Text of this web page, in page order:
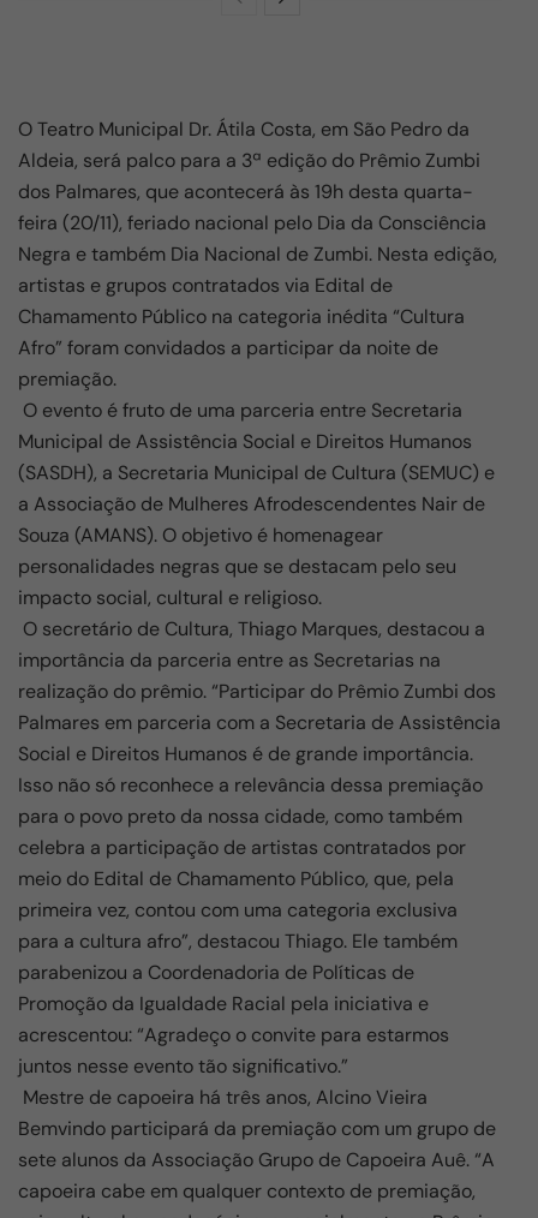
O Teatro Municipal Dr. Átila Costa, em São Pedro da
Aldeia, será palco para a 3ª edição do Prêmio Zumbi
dos Palmares, que acontecerá às 19h desta quarta-
feira (20/11), feriado nacional pelo Dia da Consciência
Negra e também Dia Nacional de Zumbi. Nesta edição,
artistas e grupos contratados via Edital de
Chamamento Público na categoria inédita “Cultura
Afro” foram convidados a participar da noite de
premiação.
O evento é fruto de uma parceria entre Secretaria
Municipal de Assistência Social e Direitos Humanos
(SASDH), a Secretaria Municipal de Cultura (SEMUC) e
a Associação de Mulheres Afrodescendentes Nair de
Souza (AMANS). O objetivo é homenagear
personalidades negras que se destacam pelo seu
impacto social, cultural e religioso.
O secretário de Cultura, Thiago Marques, destacou a
importância da parceria entre as Secretarias na
realização do prêmio. “Participar do Prêmio Zumbi dos
Palmares em parceria com a Secretaria de Assistência
Social e Direitos Humanos é de grande importância.
Isso não só reconhece a relevância dessa premiação
para o povo preto da nossa cidade, como também
celebra a participação de artistas contratados por
meio do Edital de Chamamento Público, que, pela
primeira vez, contou com uma categoria exclusiva
para a cultura afro”, destacou Thiago. Ele também
parabenizou a Coordenadoria de Políticas de
Promoção da Igualdade Racial pela iniciativa e
acrescentou: “Agradeço o convite para estarmos
juntos nesse evento tão significativo.”
Mestre de capoeira há três anos, Alcino Vieira
Bemvindo participará da premiação com um grupo de
sete alunos da Associação Grupo de Capoeira Auê. “A
capoeira cabe em qualquer contexto de premiação,